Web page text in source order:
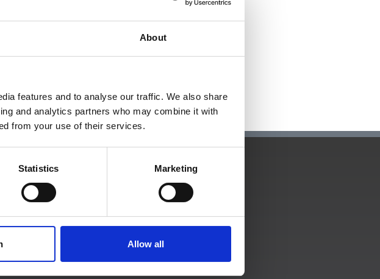
About
features and to analyse our traffic. We also share
and analytics partners who may combine it with
from your use of their services.
Statistics Marketing
Allow all
Startseite